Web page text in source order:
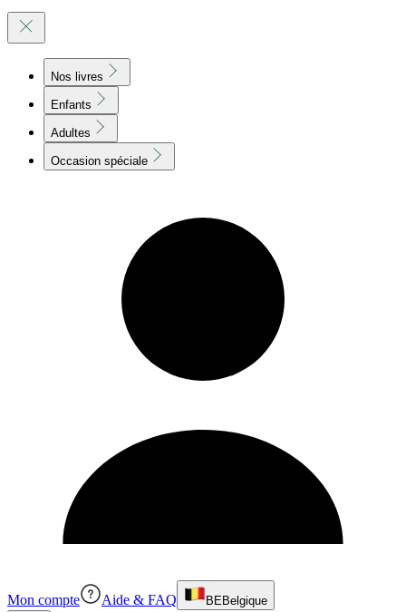
Nos livres
Enfants
Adultes
Occasion spéciale
Mon compte Aide & FAQ BEBelgique